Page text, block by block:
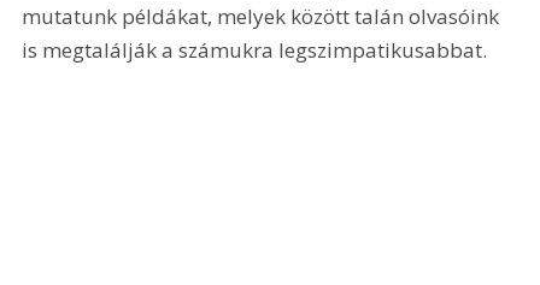
mutatunk példákat, melyek között talán olvasóink
is megtalálják a számukra legszimpatikusabbat.